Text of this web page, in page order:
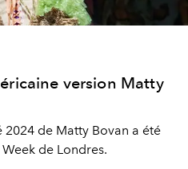
version Matty
de Matty Bovan a été
de Londres.